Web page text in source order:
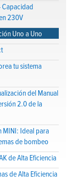
230V
Uno a Uno
tu sistema
del Manual
2.0 de la
MINI: Ideal para
de bombeo
de Alta Eficiencia
de Alta Eficiencia